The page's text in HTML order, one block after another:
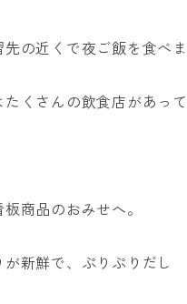
先の近くで夜ご飯を食べ
くさんの飲食店があっ
商品のおみせへ。
新鮮で、ぷりぷりだし